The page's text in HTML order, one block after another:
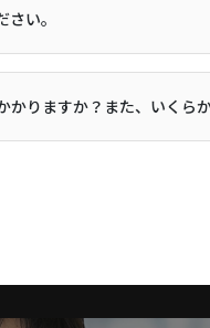
い。
りますか？また、いくら